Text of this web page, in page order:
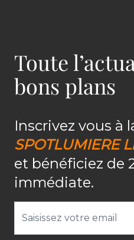
Toute
bons plans
Inscrivez vous à
SPOTLUMIERE
et bénéficiez de
immédiate.